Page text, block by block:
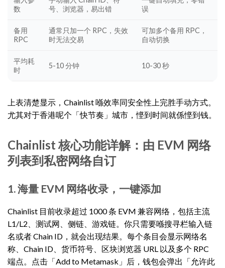
数
号、浏览器，易出错
误
备用
RPC
通常只加一个 RPC，失效
时无法交易
可加多个备用 RPC，
自动切换
平均耗
时
5-10 分钟 10-30 秒
上表清楚显示，Chainlist 喺效率同安全性上完胜手动方式。
尤其对于香港呢个「快节奏」城市，悭到时间就係悭到钱。
Chainlist 核心功能详解：由 EVM 网络
列表到私密网络自订
1. 海量 EVM 网络收录，一键添加
Chainlist 目前收录超过 1000 条 EVM 兼容网络，包括主流
L1/L2、测试网、侧链、游戏链。你只需要喺搜寻栏输入链
名或者 Chain ID，就会出现结果。每个条目会显示网络名
称、Chain ID、货币符号、区块浏览器 URL 以及多个 RPC
端点。点击「Add to Metamask」后，钱包会弹出「允许此